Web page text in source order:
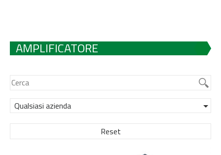
AMPLIFICATORE
Qualsiasi azienda
Reset